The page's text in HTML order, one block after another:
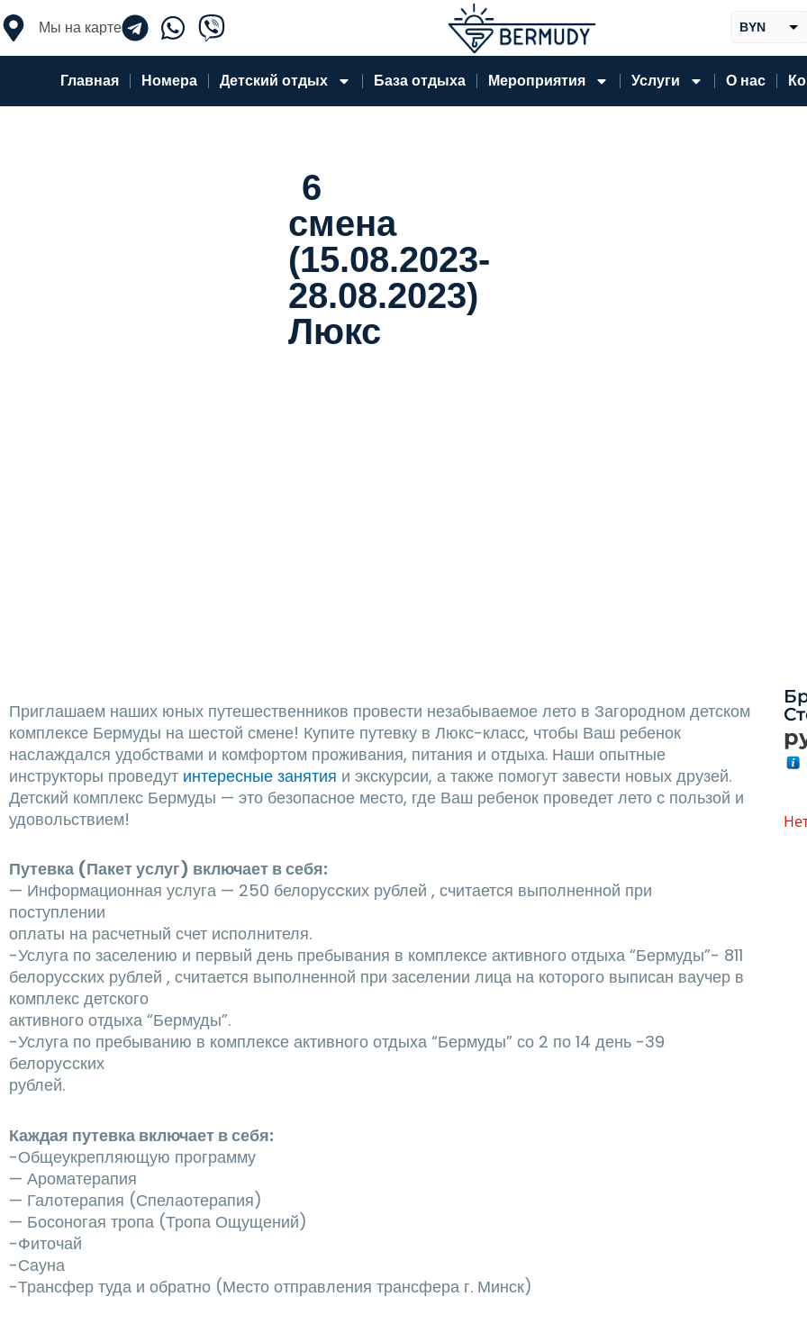
к
содержимому
Мы на карте BYN
RUB
Главная Номера Детский отдых База отдыха Мероприятия Услуги О нас
6
смена
(15.08.2023-
28.08.2023)
Люкс
Приглашаем наших юных путешественников провести незабываемое лето в Загородном детском
комплексе Бермуды на шестой смене! Купите путевку в Люкс-класс, чтобы Ваш ребенок
наслаждался удобствами и комфортом проживания, питания и отдыха. Наши опытные
инструкторы проведут интересные занятия и экскурсии, а также помогут завести новых друзей.
Детский комплекс Бермуды — это безопасное место, где Ваш ребенок проведет лето с пользой и
удовольствием!
Путевка (Пакет услуг) включает в себя:
— Информационная услуга — 250 белорусcких рублей , считается выполненной при
поступлении
оплаты на расчетный счет исполнителя.
-Услуга по заселению и первый день пребывания в комплексе активного отдыха “Бермуды”- 811
белорусcких рублей , считается выполненной при заселении лица на которого выписан ваучер в
комплекс детского
активного отдыха “Бермуды”.
-Услуга по пребыванию в комплексе активного отдыха “Бермуды” со 2 по 14 день -39
белоруcских
рублей.
Каждая путевка включает в себя:
-Общеукрепляющую программу
— Ароматерапия
— Галотерапия (Спелаотерапия)
— Босоногая тропа (Тропа Ощущений)
-Фиточай
-Сауна
-Трансфер туда и обратно (Место отправления трансфера г. Минск)